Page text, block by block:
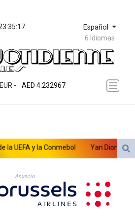
Español
6 Idiomas
EUR -
ZWL 371.095165
AED 4.232967
AFN 75.479359
ARS 1728.428661
AUD 1.638336
AZN 1.961602
BAM 1.952566
BBD 2.320646
BDT 142.623742
y la Conmebol Yan Diomandé,
Anuncio